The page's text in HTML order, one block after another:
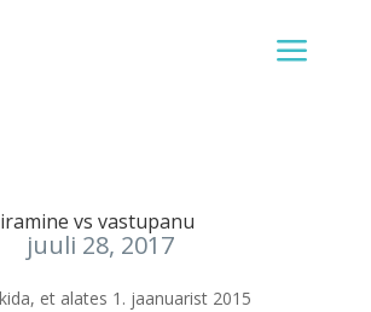
vs vastupanu
juuli 28, 2017
et alates 1. jaanuarist 2015